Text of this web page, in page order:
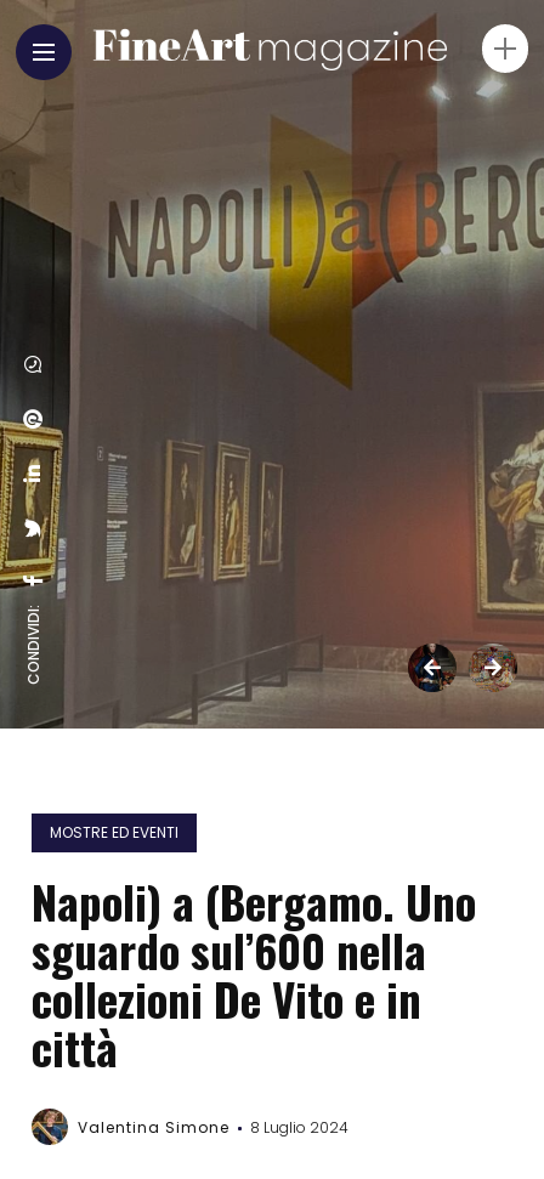
CONDIVIDI:
MOSTRE ED EVENTI
Napoli) a (Bergamo. Uno
sguardo sul’600 nella
collezioni De Vito e in
città
Valentina Simone 8 Luglio 2024